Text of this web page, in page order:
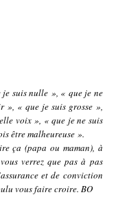
je suis nulle », « que je ne
», « que je suis grosse »,
voix », « que je ne suis
être malheureuse ».
ça (papa ou maman), à
verrez que pas à pas
et de conviction
vous faire croire. BO